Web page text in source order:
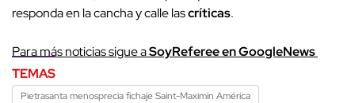
responda en la cancha y calle lascríticas.
Para más noticias sigue aSoyReferee en GoogleNews
TEMAS
Pietrasanta menosprecia fichaje Saint-Maximin América